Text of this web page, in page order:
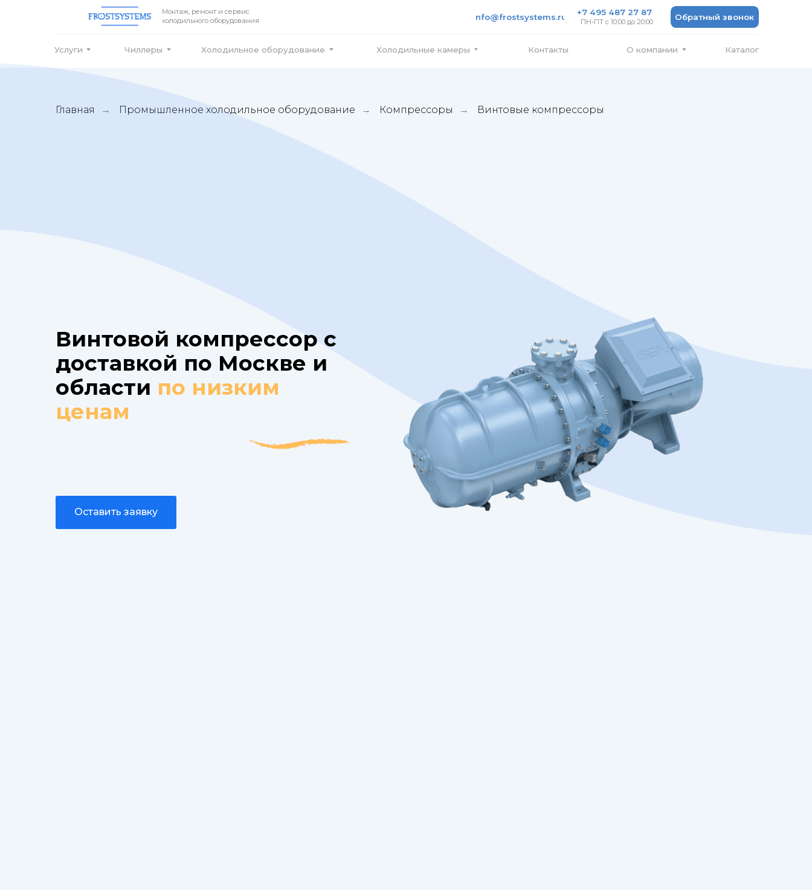
Обратный звонок
+7 495 487 27 87
info@frostsystems.ru
Монтаж, ремонт и сервис
холодильного оборудования
ПН-ПТ с 10:00 до 20:00
Главная → Промышленное холодильное оборудование → Компрессоры → Винтовые компрессоры
Винтовой компрессор с
доставкой по Москве и
области по низким
ценам
Оставить заявку